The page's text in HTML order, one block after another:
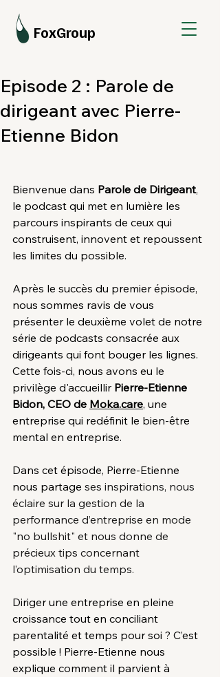
FoxGroup
Episode 2 : Parole de
dirigeant avec Pierre-
Etienne Bidon
Bienvenue dans Parole de Dirigeant,
le podcast qui met en lumière les
parcours inspirants de ceux qui
construisent, innovent et repoussent
les limites du possible.
Après le succès du premier épisode,
nous sommes ravis de vous
présenter le deuxième volet de notre
série de podcasts consacrée aux
dirigeants qui font bouger les lignes.
Cette fois-ci, nous avons eu le
privilège d'accueillir Pierre-Etienne
Bidon, CEO de Moka.care, une
entreprise qui redéfinit le bien-être
mental en entreprise.
Dans cet épisode, Pierre-Etienne
nous partage ses inspirations, nous
éclaire sur la gestion de la
performance d’entreprise en mode
"no bullshit" et nous donne de
précieux tips concernant
l’optimisation du temps.
Diriger une entreprise en pleine
croissance tout en conciliant
parentalité et temps pour soi ? C’est
possible ! Pierre-Etienne nous
explique comment il parvient à